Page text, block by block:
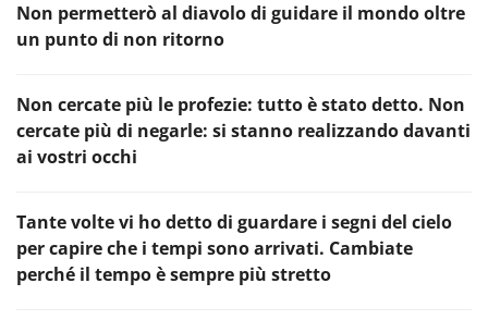
Non permetterò al diavolo di guidare il mondo oltre
un punto di non ritorno
Non cercate più le profezie: tutto è stato detto. Non
cercate più di negarle: si stanno realizzando davanti
ai vostri occhi
Tante volte vi ho detto di guardare i segni del cielo
per capire che i tempi sono arrivati. Cambiate
perché il tempo è sempre più stretto